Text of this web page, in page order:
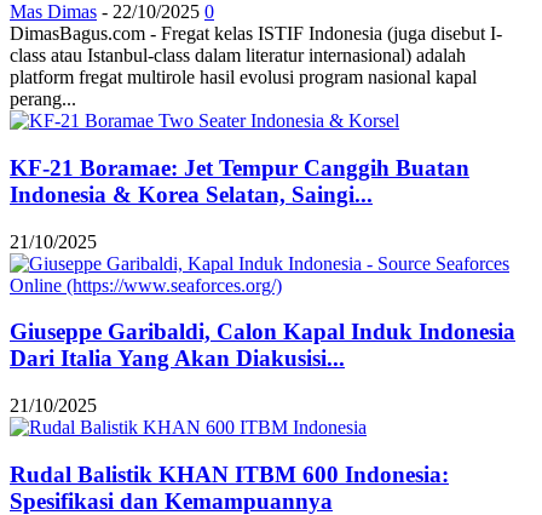
Mas Dimas - 22/10/2025 0
DimasBagus.com - Fregat kelas ISTIF Indonesia (juga disebut I-
class atau Istanbul-class dalam literatur internasional) adalah
platform fregat multirole hasil evolusi program nasional kapal
perang...
KF-21 Boramae: Jet Tempur Canggih Buatan
Indonesia & Korea Selatan, Saingi...
21/10/2025
Giuseppe Garibaldi, Calon Kapal Induk Indonesia
Dari Italia Yang Akan Diakusisi...
21/10/2025
Rudal Balistik KHAN ITBM 600 Indonesia:
Spesifikasi dan Kemampuannya